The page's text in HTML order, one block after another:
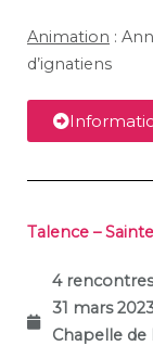
Animation :
d’ignatiens
Talence –
4 rencontres
31 mars
Chapelle de